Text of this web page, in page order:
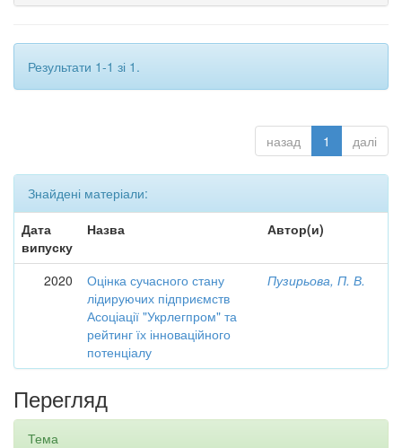
Результати 1-1 зі 1.
назад 1 далі
Знайдені матеріали:
Дата
випуску
Назва Автор(и)
2020
Оцінка сучасного стану
лідируючих підприємств
Асоціації "Укрлегпром" та
рейтинг їх інноваційного
потенціалу
Пузирьова, П. В.
Перегляд
Тема